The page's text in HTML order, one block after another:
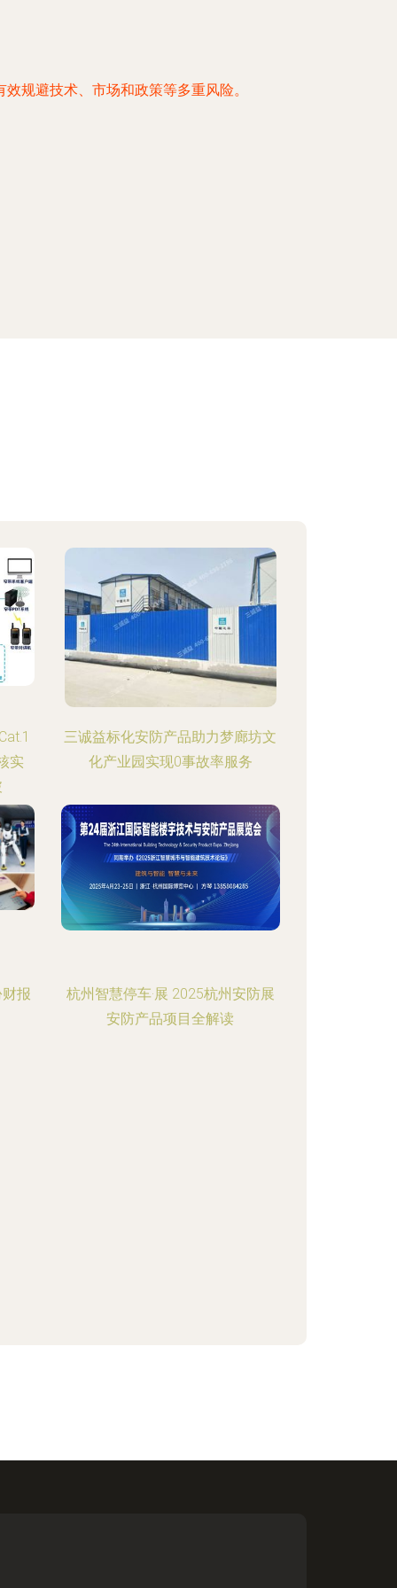
规避技术、市场和政策等多重风险。
实
三诚益标化安防产品助力梦廊坊文
化产业园实现0事故率服务
报
杭州智慧停车·展 2025杭州安防展
安防产品项目全解读